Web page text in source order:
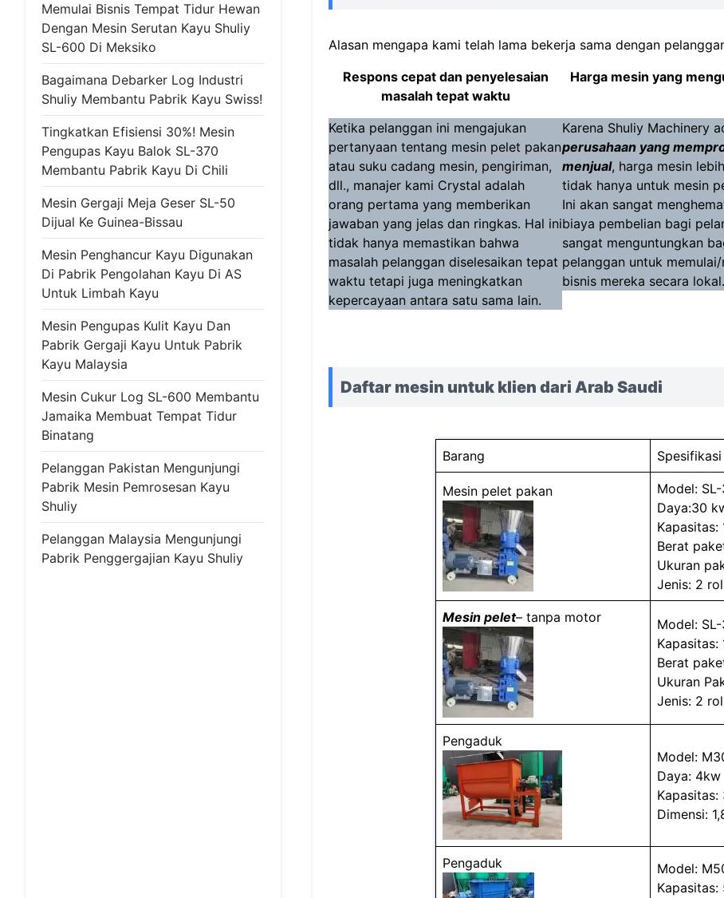
Memulai Bisnis Tempat Tidur Hewan
Dengan Mesin Serutan Kayu Shuliy
SL-600 Di Meksiko
Bagaimana Debarker Log Industri
Shuliy Membantu Pabrik Kayu Swiss!
Tingkatkan Efisiensi 30%! Mesin
Pengupas Kayu Balok SL-370
Membantu Pabrik Kayu Di Chili
Mesin Gergaji Meja Geser SL-50
Dijual Ke Guinea-Bissau
Mesin Penghancur Kayu Digunakan
Di Pabrik Pengolahan Kayu Di AS
Untuk Limbah Kayu
Mesin Pengupas Kulit Kayu Dan
Pabrik Gergaji Kayu Untuk Pabrik
Kayu Malaysia
Mesin Cukur Log SL-600 Membantu
Jamaika Membuat Tempat Tidur
Binatang
Pelanggan Pakistan Mengunjungi
Pabrik Mesin Pemrosesan Kayu
Shuliy
Pelanggan Malaysia Mengunjungi
Pabrik Penggergajian Kayu Shuliy
Alasan mengapa kami telah lama bekerja sama dengan
Respons cepat dan penyelesaian
masalah tepat waktu
Harga mesin yang
Ketika pelanggan ini mengajukan
pertanyaan tentang mesin pelet pakan
atau suku cadang mesin, pengiriman,
dll., manajer kami Crystal adalah
orang pertama yang memberikan
jawaban yang jelas dan ringkas. Hal ini
tidak hanya memastikan bahwa
masalah pelanggan diselesaikan tepat
waktu tetapi juga meningkatkan
kepercayaan antara satu sama lain.
Karena Shuliy Machinery
perusahaan yang
menjual, harga mesin
tidak hanya untuk mesin
Ini akan sangat
biaya pembelian bagi
sangat menguntungkan
pelanggan untuk
bisnis mereka secara lokal.
Daftar mesin untuk klien dari Arab Saudi
Barang Spesifikasi
Mesin pelet pakan
Model:
Daya:30
Berat
Ukuran
Jenis: 2 rol
Mesin pelet– tanpa motor
Model:
Berat
Ukuran
Jenis: 2 rol
Pengaduk
Model:
Daya: 4kw
Kapasitas:
Dimensi:
Pengaduk
Model: